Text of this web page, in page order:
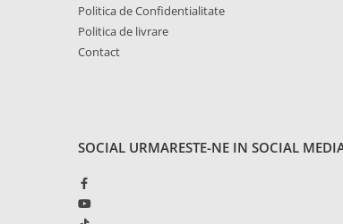
1.6.1. Acumulatori
1.6.4. Demaroare
1.6.8. Echipamente & aparate de
masurare/testare
Politica de Confidentialitate
Politica de livrare
Contact
SOCIAL URMARESTE-NE IN SOCIAL